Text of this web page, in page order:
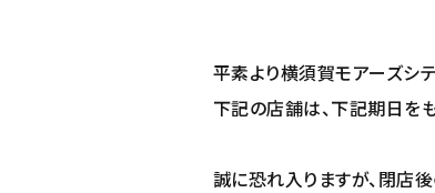
平素より横須賀モアーズシ
下記の店舗は、下記期日を
誠に恐れ入りますが、閉店